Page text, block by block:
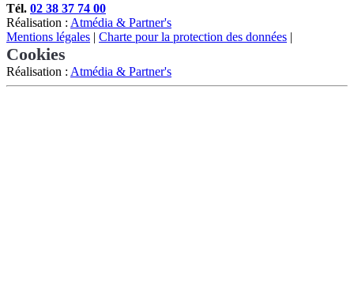
Tél. 02 38 37 74 00
Réalisation : Atmédia & Partner's
Mentions légales | Charte pour la protection des données |
Cookies
Réalisation : Atmédia & Partner's